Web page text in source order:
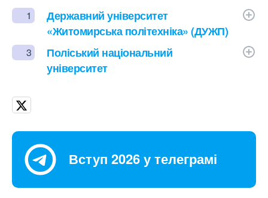
1
Державний університет
«Житомирська політехніка» (ДУЖП)
3
Поліський національний
університет
Вступ 2026 у телеграмі